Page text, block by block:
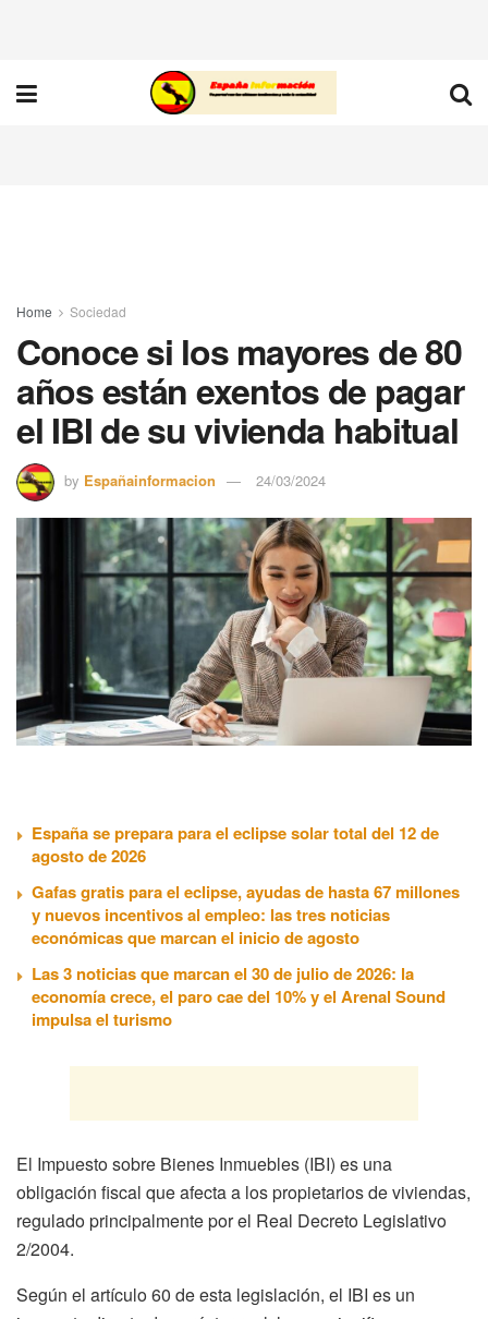
Home Sociedad
Conoce si los mayores de 80
años están exentos de pagar
el IBI de su vivienda habitual
by Españainformacion 24/03/2024
España se prepara para el eclipse solar total del 12 de
agosto de 2026
Gafas gratis para el eclipse, ayudas de hasta 67 millones
y nuevos incentivos al empleo: las tres noticias
económicas que marcan el inicio de agosto
Las 3 noticias que marcan el 30 de julio de 2026: la
economía crece, el paro cae del 10% y el Arenal Sound
impulsa el turismo
El Impuesto sobre Bienes Inmuebles (IBI) es una
obligación fiscal que afecta a los propietarios de viviendas,
regulado principalmente por el Real Decreto Legislativo
2/2004.
Según el artículo 60 de esta legislación, el IBI es un